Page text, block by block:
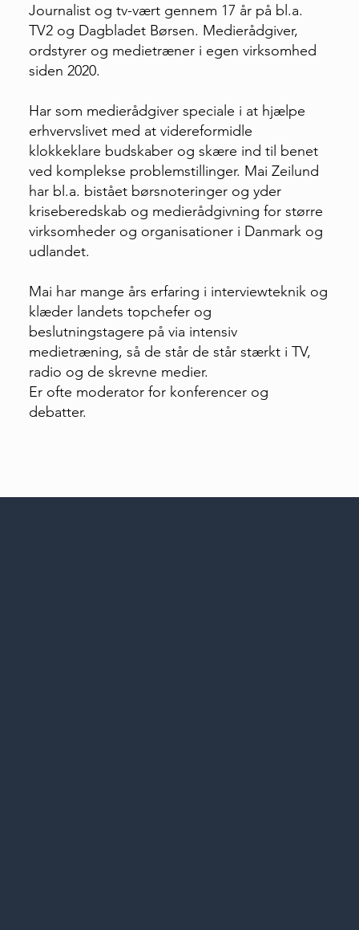
Journalist og tv-vært gennem 17 år på bl.a.
TV2 og Dagbladet Børsen. Medierådgiver,
ordstyrer og medietræner i egen virksomhed
siden 2020.
Har som medierådgiver speciale i at hjælpe
erhvervslivet med at videreformidle
klokkeklare budskaber og skære ind til benet
ved komplekse problemstillinger. Mai Zeilund
har bl.a. bistået børsnoteringer og yder
kriseberedskab og medierådgivning for større
virksomheder og organisationer i Danmark og
udlandet.
Mai har mange års erfaring i interviewteknik og
klæder landets topchefer og
beslutningstagere på via intensiv
medietræning, så de står de står stærkt i TV,
radio og de skrevne medier.
Er ofte moderator for konferencer og
debatter.